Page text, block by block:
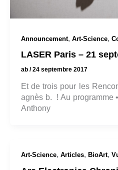
Announcement, Art-Science,
LASER Paris – 21
ab /24 septembre 2017
Et de trois pour les
agnès b. ! Au programme
Anthony
Art-Science, Articles, BioArt,